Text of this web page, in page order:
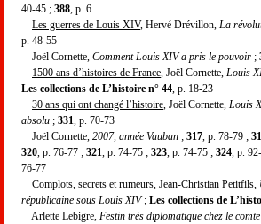
40-45 ; 388 , p. 6
Les guerres de Louis XIV, Hervé Drévillon, La
p. 48-55
Joël Cornette, Comment Louis XIV a pris le pouvoir ;
1500 ans d’histoires de France , Joël Cornette, Louis
Les collections de L’histoire n° 44 , p. 18-23
30 ans qui ont changé l’histoire , Joël Cornette, Louis
absolu ; 331 , p. 70-73
Joël Cornette, 2007, année Vauban ; 317 , p. 78-79 ;
320 , p. 76-77 ; 321 , p. 74-75 ; 323 , p. 74-75 ; 324 , p.
76-77
Complots, secrets et rumeurs , Jean-Christian Petitfils,
républicaine sous Louis XIV; Les collections de
Arlette Lebigre, Festin très diplomatique chez le